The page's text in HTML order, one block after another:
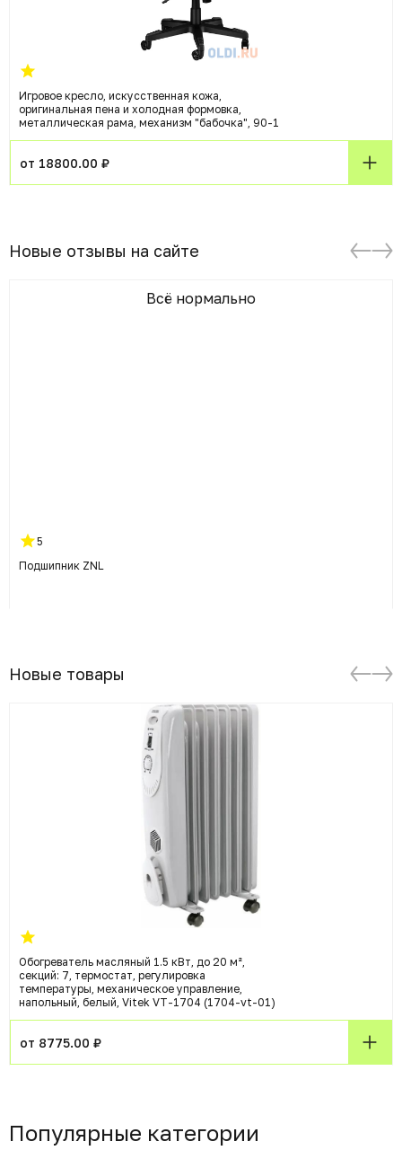
Игровое кресло, искусственная кожа,
оригинальная пена и холодная формовка,
металлическая рама, механизм "бабочка", 90-1
от 18800.00 ₽
Новые отзывы на сайте
Всё нормально
5
Подшипник ZNL
Новые товары
Обогреватель масляный 1.5 кВт, до 20 м²,
секций: 7, термостат, регулировка
температуры, механическое управление,
напольный, белый, Vitek VT-1704 (1704-vt-01)
от 8775.00 ₽
Популярные категории